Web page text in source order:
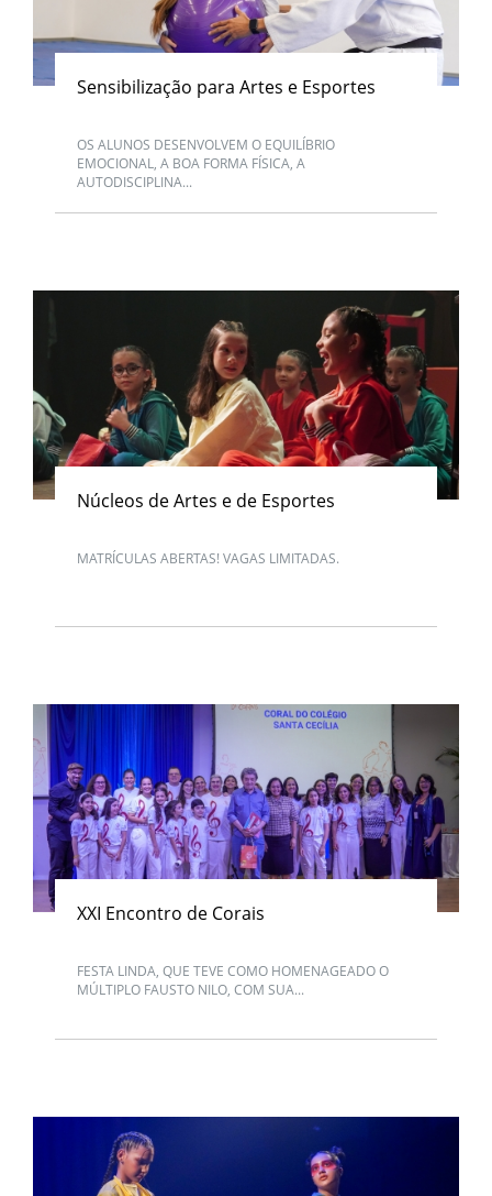
Sensibilização para Artes e Esportes
OS ALUNOS DESENVOLVEM O EQUILÍBRIO
EMOCIONAL, A BOA FORMA FÍSICA, A
AUTODISCIPLINA...
Núcleos de Artes e de Esportes
MATRÍCULAS ABERTAS! VAGAS LIMITADAS.
XXI Encontro de Corais
FESTA LINDA, QUE TEVE COMO HOMENAGEADO O
MÚLTIPLO FAUSTO NILO, COM SUA...